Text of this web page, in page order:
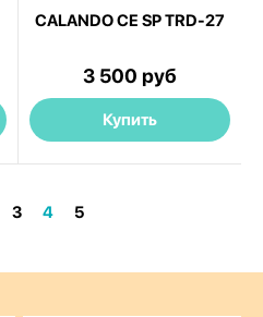
CALANDO CE SP TRD-27
3 500 руб
Купить
3 4 5